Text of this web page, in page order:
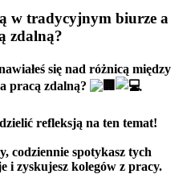
w tradycyjnym biurze a
zdalną?
się nad różnicą między
pracą zdalną?
refleksją na ten temat!
codziennie spotykasz tych
i zyskujesz kolegów z pracy.